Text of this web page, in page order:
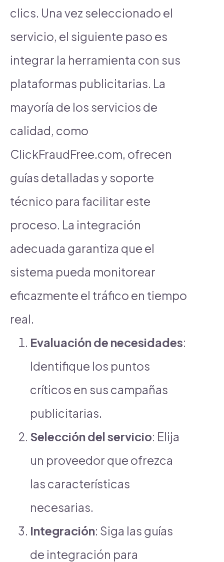
clics. Una vez seleccionado el
servicio, el siguiente paso es
integrar la herramienta con sus
plataformas publicitarias. La
mayoría de los servicios de
calidad, como
ClickFraudFree.com, ofrecen
guías detalladas y soporte
técnico para facilitar este
proceso. La integración
adecuada garantiza que el
sistema pueda monitorear
eficazmente el tráfico en tiempo
real.
Evaluación de necesidades:
Identifique los puntos
críticos en sus campañas
publicitarias.
Selección del servicio: Elija
un proveedor que ofrezca
las características
necesarias.
Integración: Siga las guías
de integración para